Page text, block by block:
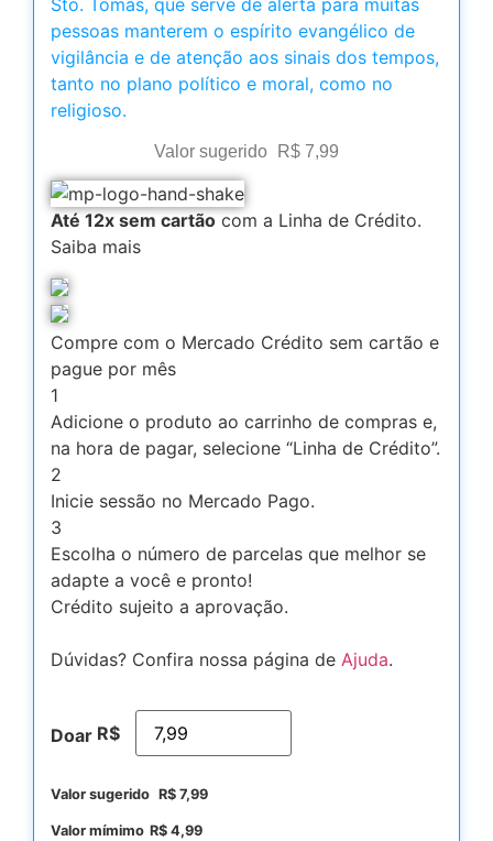
pessoas manterem o espírito evangélico de
vigilância e de atenção aos sinais dos tempos,
tanto no plano político e moral, como no
religioso.
Valor sugerido R$ 7,99
Até 12x sem cartão com a Linha de Crédito.
Saiba mais
Compre com o Mercado Crédito sem cartão e
pague por mês
1
Adicione o produto ao carrinho de compras e,
na hora de pagar, selecione “Linha de Crédito”.
2
Inicie sessão no Mercado Pago.
3
Escolha o número de parcelas que melhor se
adapte a você e pronto!
Crédito sujeito a aprovação.
Dúvidas? Confira nossa página de Ajuda.
Doar R$
Valor sugerido R$ 7,99
Valor mímimo R$ 4,99